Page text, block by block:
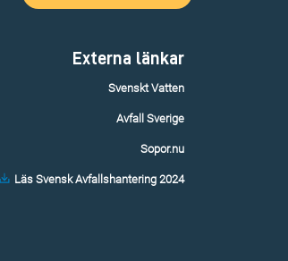
Externa länkar
Svenskt Vatten
Avfall Sverige
Sopor.nu
Läs Svensk Avfallshantering 2024